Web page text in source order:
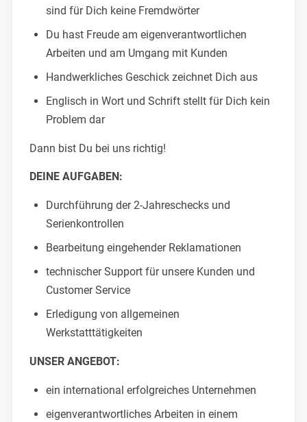
sind für Dich keine Fremdwörter
Du hast Freude am eigenverantwortlichen
Arbeiten und am Umgang mit Kunden
Handwerkliches Geschick zeichnet Dich aus
Englisch in Wort und Schrift stellt für Dich kein
Problem dar
Dann bist Du bei uns richtig!
DEINE AUFGABEN:
Durchführung der 2-Jahreschecks und
Serienkontrollen
Bearbeitung eingehender Reklamationen
technischer Support für unsere Kunden und
Customer Service
Erledigung von allgemeinen
Werkstatttätigkeiten
UNSER ANGEBOT:
ein international erfolgreiches Unternehmen
eigenverantwortliches Arbeiten in einem